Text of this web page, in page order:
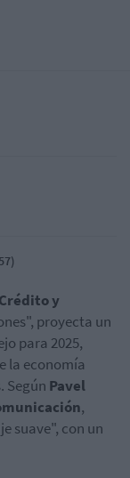
y
proyecta un
para 2025,
la economía
Según Pavel
,
suave", con un